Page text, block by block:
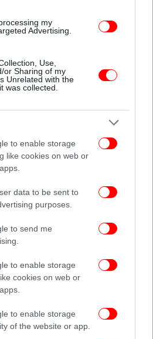
my
Advertising.
Use,
or Sharing of my
Unrelated with the
was collected.
to enable storage
like cookies on web or
data to be sent to
purposes.
to send me
to enable storage
cookies on web or
to enable storage
of the website or app.
στο Google News
και μάθετε
ΨΆΡΙΑ
ΜΑΪΝΤΑΝΌΣ